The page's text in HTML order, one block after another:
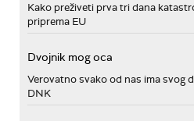
Kako preživeti prva tri dana
priprema EU
Dvojnik mog oca
Verovatno svako od nas ima svog
DNK